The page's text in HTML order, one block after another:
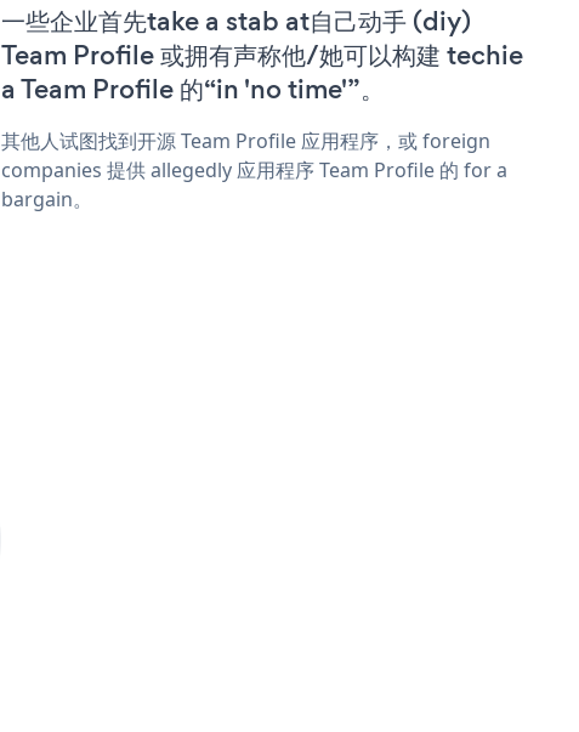
一些企业首先take a stab at自己动手 (diy)
Team Profile 或拥有声称他/她可以构建 techie
a Team Profile 的“in 'no time'”。
其他人试图找到开源 Team Profile 应用程序，或 foreign
companies 提供 allegedly 应用程序 Team Profile 的 for a
bargain。